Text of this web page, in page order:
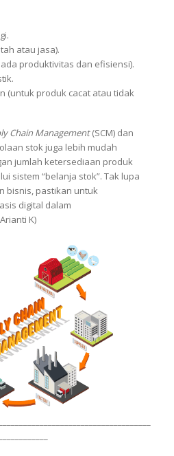
atau jasa).
produktivitas dan efisiensi).
(untuk produk cacat atau tidak
Chain Management(SCM) dan
stok juga lebih mudah
jumlah ketersediaan produk
sistem “belanja stok”. Tak lupa
bisnis, pastikan untuk
digital dalam
K)